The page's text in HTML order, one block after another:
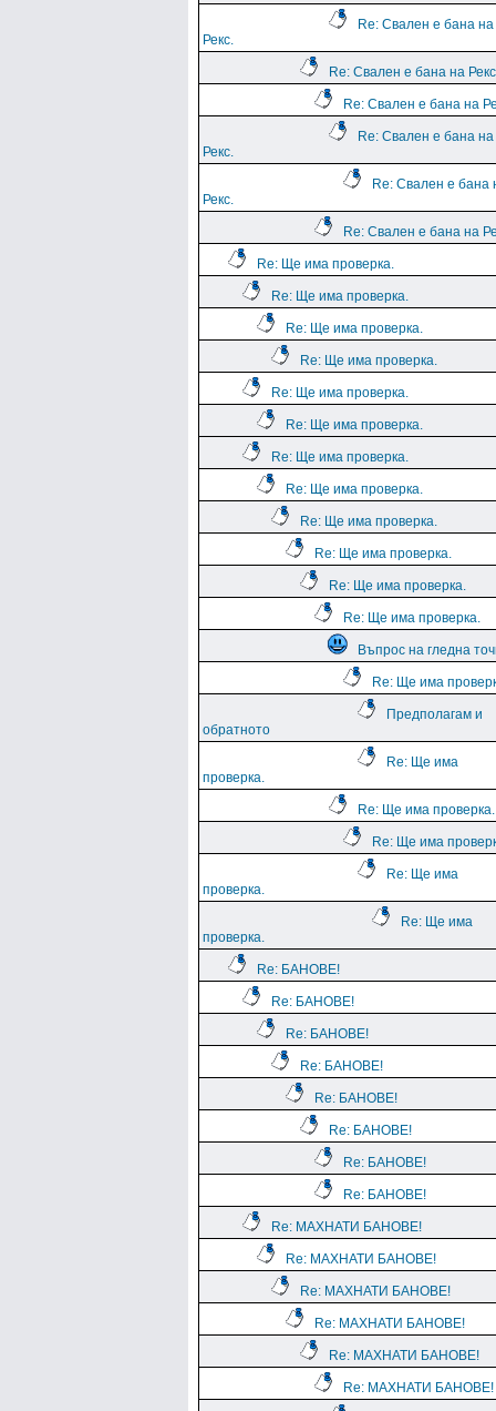
Re: Свален е бана на
Рекс.
Re: Свален е бана на
Re: Свален е бана на
Re: Свален е бана на
Рекс.
Re: Свален е бана
Рекс.
Re: Свален е бана на
Re: Ще има проверка.
Re: Ще има проверка.
Re: Ще има проверка.
Re: Ще има проверка.
Re: Ще има проверка.
Re: Ще има проверка.
Re: Ще има проверка.
Re: Ще има проверка.
Re: Ще има проверка.
Re: Ще има проверка.
Re: Ще има проверка.
Re: Ще има проверка.
Въпрос на гледна
Re: Ще има
Предполагам и
обратното
Re: Ще има
проверка.
Re: Ще има проверка.
Re: Ще има
Re: Ще има
проверка.
Re: Ще има
проверка.
Re: БАНОВЕ!
Re: БАНОВЕ!
Re: БАНОВЕ!
Re: БАНОВЕ!
Re: БАНОВЕ!
Re: БАНОВЕ!
Re: БАНОВЕ!
Re: БАНОВЕ!
Re: МАХНАТИ БАНОВЕ!
Re: МАХНАТИ БАНОВЕ!
Re: МАХНАТИ БАНОВЕ!
Re: МАХНАТИ БАНОВЕ!
Re: МАХНАТИ БАНОВЕ!
Re: МАХНАТИ БАНОВЕ!